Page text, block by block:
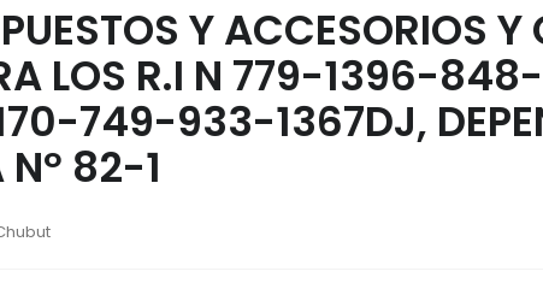
Y ACCESORIOS Y
LOS R.I N 779-1396-
749-933-1367DJ,
82-1